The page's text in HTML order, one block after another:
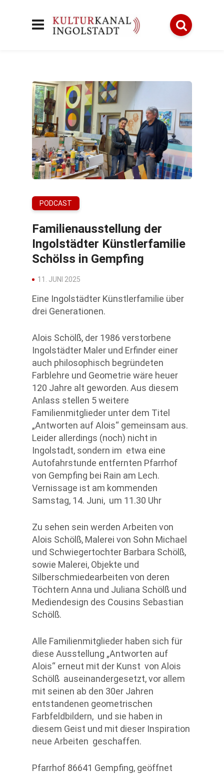
PODCAST
Familienausstellung der
Ingolstädter Künstlerfamilie
Schölss in Gempfing
11. JUNI 2025
Eine Ingolstädter Künstlerfamilie über
drei Generationen.
Alois Schölß, der 1986 verstorbene
Ingolstädter Maler und Erfinder einer
auch philosophisch begründeten
Farblehre und Geometrie wäre heuer
120 Jahre alt geworden. Aus diesem
Anlass stellen 5 weitere
Familienmitglieder unter dem Titel
„Antworten auf Alois“ gemeinsam aus.
Leider allerdings (noch) nicht in
Ingolstadt, sondern im etwa eine
Autofahrstunde entfernten Pfarrhof
von Gempfing bei Rain am Lech.
Vernissage ist am kommenden
Samstag, 14. Juni, um 11.30 Uhr
Zu sehen sein werden Arbeiten von
Alois Schölß, Malerei von Sohn Michael
und Schwiegertochter Barbara Schölß,
sowie Malerei, Objekte und
Silberschmiedearbeiten von deren
Töchtern Anna und Juliana Schölß und
Mediendesign des Cousins Sebastian
Schölß.
Alle Familienmitglieder haben sich für
diese Ausstellung „Antworten auf
Alois“ erneut mit der Kunst von Alois
Schölß auseinandergesetzt, vor allem
mit seinen ab den 30er Jahren
entstandenen geometrischen
Farbfeldbildern, und sie haben in
diesem Geist und mit dieser Inspiration
neue Arbeiten geschaffen.
Pfarrhof 86641 Gempfing, geöffnet